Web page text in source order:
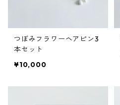
つぼみフラワーヘアピン3
本セット
¥10,000